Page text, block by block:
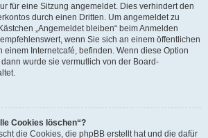
für eine Sitzung angemeldet. Dies verhindert den
durch einen Dritten. Um angemeldet zu
„Angemeldet bleiben“ beim Anmelden
wenn Sie sich an einem öffentlichen
einem Internetcafé, befinden. Wenn diese Option
wurde sie vermutlich von der Board-
Cookies löschen“?
die Cookies, die phpBB erstellt hat und die dafür